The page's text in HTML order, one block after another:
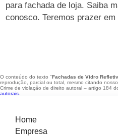
para fachada de loja. Saiba
conosco. Teremos prazer
O conteúdo do texto "Fachadas de Vidro
reprodução, parcial ou total, mesmo citando
Crime de violação de direito autoral – artigo 184
autorais
Home
Empresa